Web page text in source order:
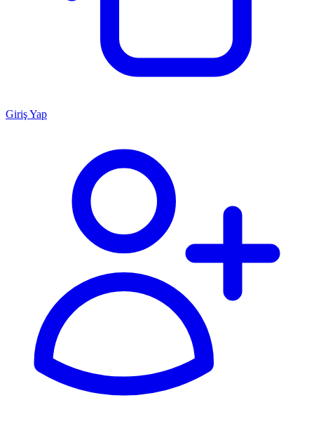
Giriş Yap